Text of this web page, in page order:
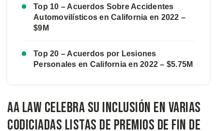
Top 10 – Acuerdos Sobre Accidentes
Automovilísticos en California en 2022 –
$9M
Top 20 – Acuerdos por Lesiones
Personales en California en 2022 – $5.75M
AA Law Celebra su Inclusión en Varias
Codiciadas Listas de Premios de Fin de